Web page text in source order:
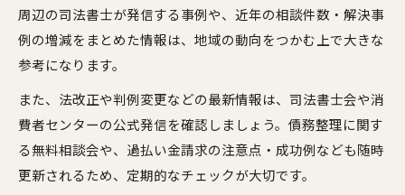
周辺の司法書士が発信する事例や、近年の相談件数・解決事
例の増減をまとめた情報は、地域の動向をつかむ上で大きな
参考になります。
また、法改正や判例変更などの最新情報は、司法書士会や消
費者センターの公式発信を確認しましょう。債務整理に関す
る無料相談会や、過払い金請求の注意点・成功例なども随時
更新されるため、定期的なチェックが大切です。